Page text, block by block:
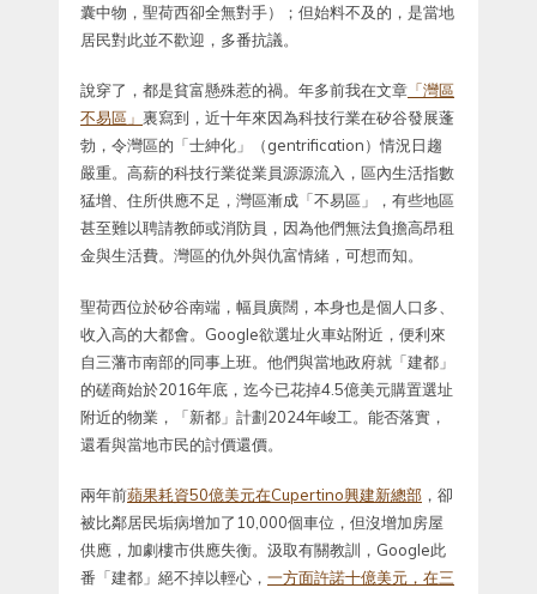
囊中物，聖荷西卻全無對手）；但始料不及的，是當地
居民對此並不歡迎，多番抗議。
說穿了，都是貧富懸殊惹的禍。年多前我在文章 「灣區
不易區」 裏寫到，近十年來因為科技行業在矽谷發展蓬
勃，令灣區的「士紳化」（gentrification）情況日趨
嚴重。高薪的科技行業從業員源源流入，區內生活指數
猛增、住所供應不足，灣區漸成「不易區」，有些地區
甚至難以聘請教師或消防員，因為他們無法負擔高昂租
金與生活費。灣區的仇外與仇富情緒，可想而知。
聖荷西位於矽谷南端，幅員廣闊，本身也是個人口多、
收入高的大都會。Google欲選址火車站附近，便利來
自三藩市南部的同事上班。他們與當地政府就「建都」
的磋商始於2016年底，迄今已花掉4.5億美元購置選址
附近的物業，「新都」計劃2024年峻工。能否落實，
還看與當地市民的討價還價。
兩年前蘋果耗資50億美元在Cupertino興建新總部 ，卻
被比鄰居民垢病增加了10,000個車位，但沒增加房屋
供應，加劇樓市供應失衡。汲取有關教訓，Google此
番「建都」絕不掉以輕心， 一方面許諾十億美元，在三